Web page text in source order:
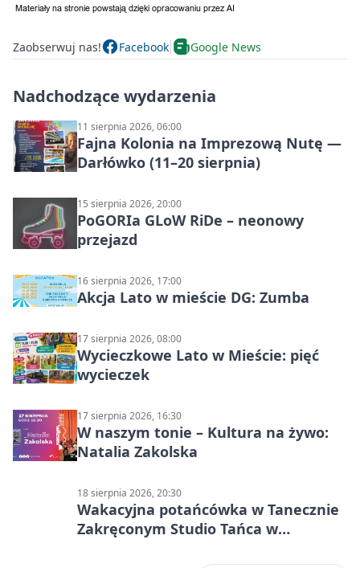
Zaobserwuj nas! Facebook Google News
Nadchodzące wydarzenia
11 sierpnia 2026, 06:00
Fajna Kolonia na Imprezową Nutę —
Darłówko (11–20 sierpnia)
15 sierpnia 2026, 20:00
PoGORIa GLoW RiDe – neonowy
przejazd
16 sierpnia 2026, 17:00
Akcja Lato w mieście DG: Zumba
17 sierpnia 2026, 08:00
Wycieczkowe Lato w Mieście: pięć
wycieczek
17 sierpnia 2026, 16:30
W naszym tonie – Kultura na żywo:
Natalia Zakolska
18 sierpnia 2026, 20:30
Wakacyjna potańcówka w Tanecznie
Zakręconym Studio Tańca w